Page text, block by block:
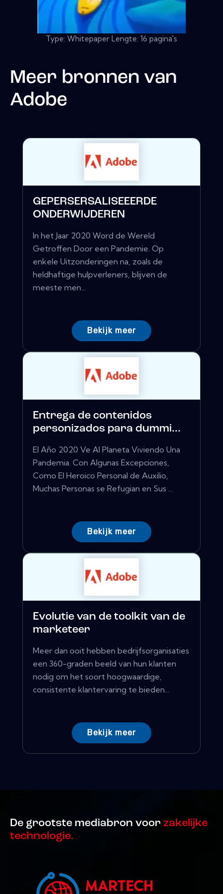
Type: Whitepaper Lengte: 16 pagina's
Meer bronnen van
Adobe
GEPERSERSALISEEERDE
ONDERWIJDEREN
In het Jaar 2020 Word de Wereld
Getroffen Door een Pandemie. Op
enkele Uitzonderingen na, zoals de
heldhaftige hulpverleners, blijven de
meeste men...
Bekijk meer
Entrega de contenidos
personizados para dummi...
El Año 2020 Ve Al Planeta Viviendo Una
Pandemia. Con Algunas Excepciones,
Como El Heroico Personal de Auxilio,
Muchas Personas se Refugian en Sus ...
Bekijk meer
Evolutie van de toolkit van de
marketeer
Meer dan ooit hebben bedrijfsorganisaties
een 360-graden beeld van hun klanten
nodig om het soort hoogwaardige,
consistente klantervaring te bieden...
Bekijk meer
De grootste mediabron voor zakelijke
technologie.